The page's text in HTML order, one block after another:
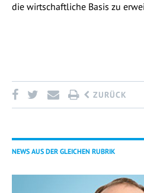
die wirtschaftliche Basis zu
ZURÜCK
NEWS AUS DER GLEICHEN RUBRIK